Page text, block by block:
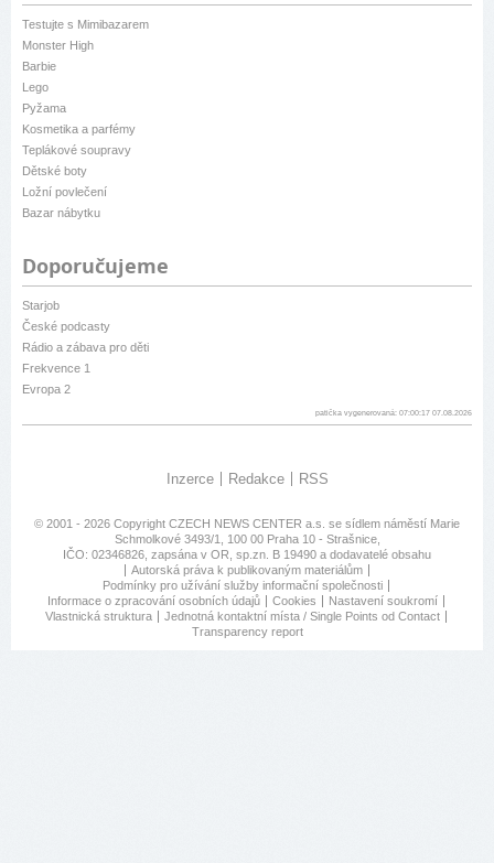
Testujte s Mimibazarem
Monster High
Barbie
Lego
Pyžama
Kosmetika a parfémy
Teplákové soupravy
Dětské boty
Ložní povlečení
Bazar nábytku
Doporučujeme
Starjob
České podcasty
Rádio a zábava pro děti
Frekvence 1
Evropa 2
patička vygenerovaná: 07:00:17 07.08.2026
Inzerce Redakce RSS
© 2001 - 2026 Copyright CZECH NEWS CENTER a.s. se sídlem náměstí Marie
Schmolkové 3493/1, 100 00 Praha 10 - Strašnice,
IČO: 02346826, zapsána v OR, sp.zn. B 19490 a dodavatelé obsahu
Autorská práva k publikovaným materiálům
Podmínky pro užívání služby informační společnosti
Informace o zpracování osobních údajů
Cookies
Nastavení soukromí
Vlastnická struktura
Jednotná kontaktní místa / Single Points od Contact
Transparency report